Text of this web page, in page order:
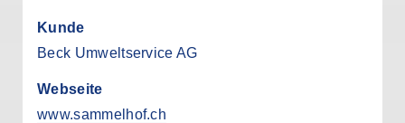
Kunde
Beck Umweltservice AG
Webseite
www.sammelhof.ch